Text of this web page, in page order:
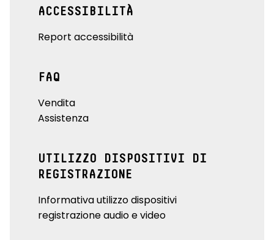
ACCESSIBILITÀ
Report accessibilità
FAQ
Vendita
Assistenza
UTILIZZO DISPOSITIVI DI
REGISTRAZIONE
Informativa utilizzo dispositivi
registrazione audio e video